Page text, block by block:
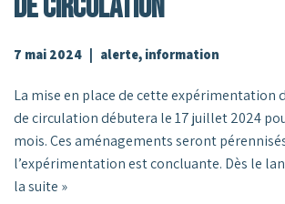
De Circulation
7 mai 2024 alerte, information
La mise en place de cette expérimentation
de circulation débutera le 17 juillet 2024
mois. Ces aménagements seront
l’expérimentation est concluante. Dès le
la suite »